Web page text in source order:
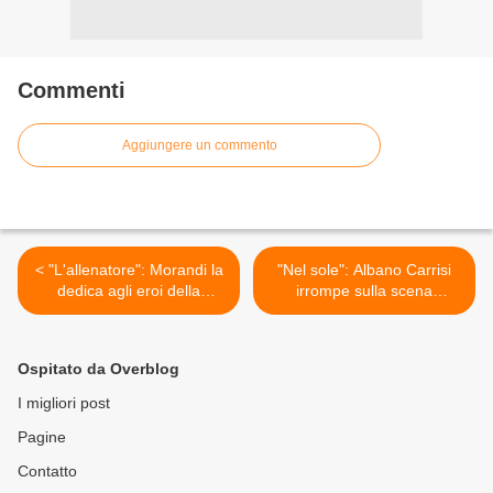
Commenti
Aggiungere un commento
< "L'allenatore": Morandi la
dedica agli eroi della
panchina
"Nel sole": Albano Carrisi
irrompe sulla scena
musicale >
Ospitato da Overblog
I migliori post
Pagine
Contatto